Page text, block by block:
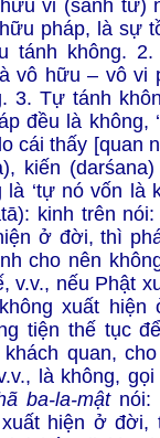
vi (sanh tử)
pháp, là sự
tánh không. 2.
vô hữu – vô vi
3. Tự tánh
đều là không,
cái thấy [quan
kiến
là ‘tự nó vốn là
kinh trên
ở đời, thì
cho nên
v.v., nếu Phật
xuất
tiện thế tục
khách quan,
là không,
ba-la-mậtnói:
hiện ở đời,